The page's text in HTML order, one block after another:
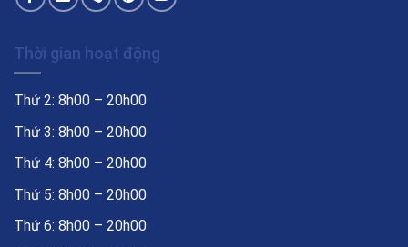
Thời gian hoạt động
Thứ 2: 8h00 – 20h00
Thứ 3: 8h00 – 20h00
Thứ 4: 8h00 – 20h00
Thứ 5: 8h00 – 20h00
Thứ 6: 8h00 – 20h00